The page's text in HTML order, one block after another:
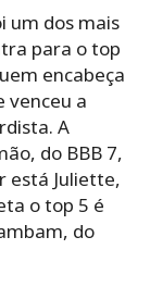
um dos mais
para o top
encabeça
venceu a
A
do BBB 7,
está Juliette,
o top 5 é
do